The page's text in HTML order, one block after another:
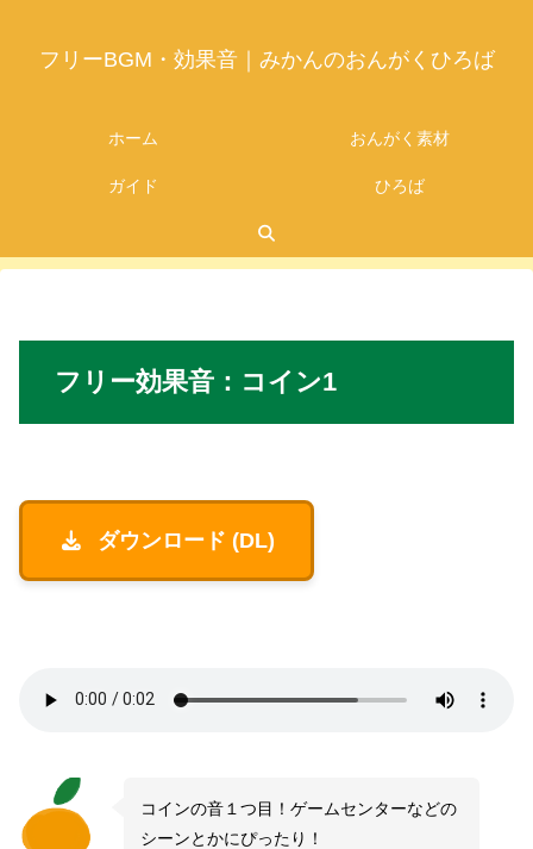
フリーBGM・効果音｜みかんのおんがくひろば
ホーム おんがく素材
ガイド ひろば
フリー効果音： コイン1
ダウンロード (DL)
コインの音１つ目！ゲームセンターなどの
シーンとかにぴったり！